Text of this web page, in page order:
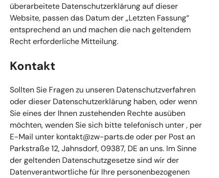
überarbeitete Datenschutzerklärung auf dieser
Website, passen das Datum der „Letzten Fassung“
entsprechend an und machen die nach geltendem
Recht erforderliche Mitteilung.
Kontakt
Sollten Sie Fragen zu unseren Datenschutzverfahren
oder dieser Datenschutzerklärung haben, oder wenn
Sie eines der Ihnen zustehenden Rechte ausüben
möchten, wenden Sie sich bitte telefonisch unter , per
E-Mail unter kontakt@zw-parts.de oder per Post an
Parkstraße 12, Jahnsdorf, 09387, DE an uns. Im Sinne
der geltenden Datenschutzgesetze sind wir der
Datenverantwortliche für Ihre personenbezogenen